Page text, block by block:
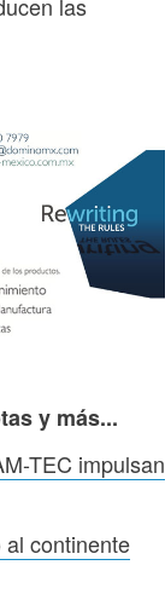
y más...
TEC impulsan
continente